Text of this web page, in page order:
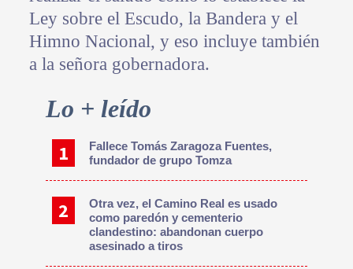
Ley sobre el Escudo, la Bandera y el
Himno Nacional, y eso incluye también
a la señora gobernadora.
Primary
Sidebar
Lo + leído
Fallece Tomás Zaragoza Fuentes,
fundador de grupo Tomza
Otra vez, el Camino Real es usado
como paredón y cementerio
clandestino: abandonan cuerpo
asesinado a tiros